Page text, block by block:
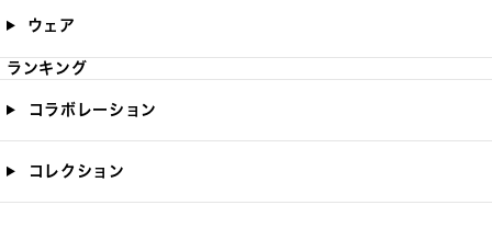
ウェア
ランキング
コラボレーション
コレクション